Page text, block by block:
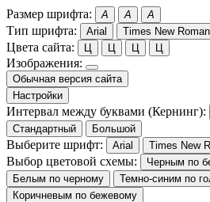
Размер шрифта: A A A
Тип шрифта: Arial Times New Roman
Цвета сайта: Ц Ц Ц Ц
Изображения:
Обычная версия сайта
Настройки
Интервал между буквами (Кернинг):
Стандартный
Большой
Выберите шрифт: Arial Times New
Выбор цветовой схемы:
Черным по
Белым по черному
Темно-синим по
Коричневым по бежевому